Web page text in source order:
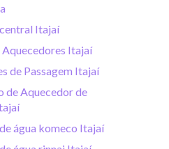
Itajaí
Aquecedores Itajaí
de Passagem Itajaí
de Aquecedor de
água komeco Itajaí